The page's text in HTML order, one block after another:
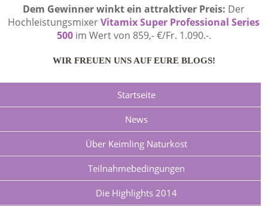
Dem Gewinner winkt ein attraktiver Preis: Der
HochleistungsmixerVitamix Super Professional Series
500im Wert von 859,- €/Fr. 1.090.-.
WIR FREUEN UNS AUF EURE BLOGS!
Startseite
News
Über Keimling Naturkost
Teilnahmebedingungen
Die Highlights 2014